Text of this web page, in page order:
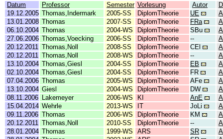
Datum Professor Semester Vorlesung Autor
19.12.2005 Thomas,Indermark 2005-SS DiplomTheorie UE
13.01.2008 Thomas 2007-SS DiplomTheorie FRa
06.10.2004 Thomas 2004-WS DiplomTheorie SBu
27.06.2006 Thomas,Voecking 2006-SS DiplomTheorie --
20.12.2011
Thomas,Noll 2008-SS DiplomTheorie CEl
20.12.2011
Thomas,Noll 2008-WS DiplomTheorie --
13.10.2004 Thomas,Giesl 2004-SS DiplomTheorie EB
02.10.2004 Thomas,Giesl 2004-SS DiplomTheorie FR
07.04.2006 Thomas 2005-WS DiplomTheorie AFe
13.10.2004 Giesl 2004-WS DiplomTheorie DW
08.11.2006
Lakemeyer 2006-WS KI AnE
15.04.2014 Wehrle 2013-WS IT JoLi
09.11.2006 Thomas 2006-WS DiplomTheorie KM
20.12.2011
Thomas,Noll 2010-SS DiplomTheorie --
28.01.2004 Thomas 1999-WS ARS SR